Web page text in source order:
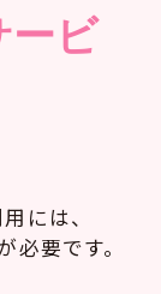
ービ
には、
必要です。